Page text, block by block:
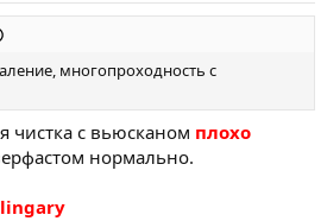
многопроходность с
чистка с вьюсканом плохо
нормально.